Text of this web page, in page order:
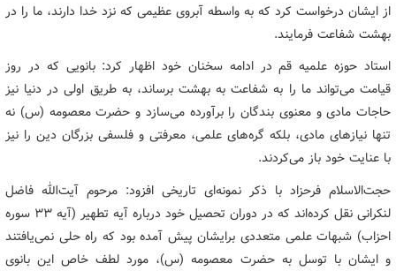
از ایشان درخواست کرد که به واسطه آبروی عظیمی که نزد خدا دارند، ما را در
بهشت شفاعت فرمایند.
استاد حوزه علمیه قم در ادامه سخنان خود اظهار کرد: بانویی که در روز
قیامت می‌تواند ما را به شفاعت به بهشت برساند، به طریق اولی در دنیا نیز
حاجات مادی و معنوی بندگان را برآورده می‌سازد و حضرت معصومه (س) نه
تنها نیازهای مادی، بلکه گره‌های علمی، معرفتی و فلسفی بزرگان دین را نیز
با عنایت خود باز می‌کردند.
حجت‌الاسلام فرحزاد با ذکر نمونه‌ای تاریخی افزود: مرحوم آیت‌الله فاضل
لنکرانی نقل کرده‌اند که در دوران تحصیل خود درباره آیه تطهیر (آیه ۳۳ سوره
احزاب) شبهات علمی متعددی برایشان پیش آمده بود که راه حلی نمی‌یافتند
و ایشان با توسل به حضرت معصومه (س)، مورد لطف خاص این بانوی